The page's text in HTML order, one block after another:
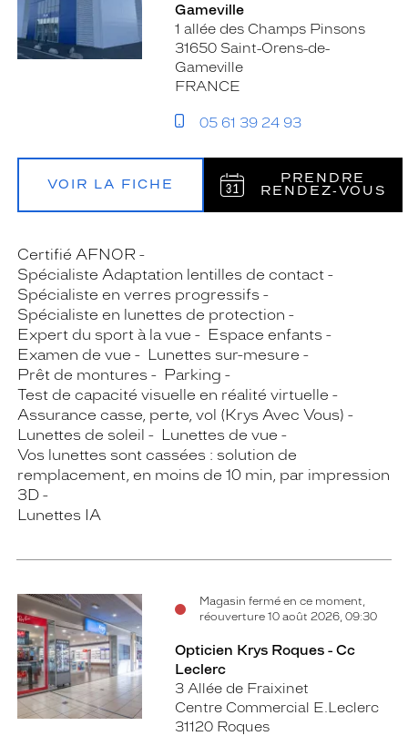
Gameville
1 allée des Champs Pinsons
31650 Saint-Orens-de-
Gameville
FRANCE
05 61 39 24 93
VOIR LA FICHE
PRENDRE
RENDEZ‑VOUS
Certifié AFNOR
Spécialiste Adaptation lentilles de contact
Spécialiste en verres progressifs
Spécialiste en lunettes de protection
Expert du sport à la vue
Espace enfants
Examen de vue
Lunettes sur-mesure
Prêt de montures
Parking
Test de capacité visuelle en réalité virtuelle
Assurance casse, perte, vol (Krys Avec Vous)
Lunettes de soleil
Lunettes de vue
Vos lunettes sont cassées : solution de
remplacement, en moins de 10 min, par impression
3D
Lunettes IA
Magasin fermé en ce moment,
réouverture 10 août 2026, 09:30
Opticien Krys Roques - Cc
Leclerc
3 Allée de Fraixinet
Centre Commercial E.Leclerc
31120 Roques